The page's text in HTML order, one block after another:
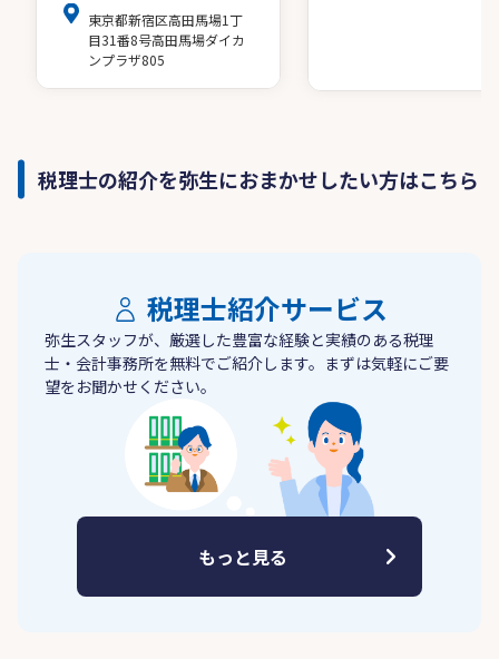
東京都新宿区高田馬場1丁
目31番8号高田馬場ダイカ
ンプラザ805
税理士の紹介を弥生におまかせしたい方はこちら
税理士紹介サービス
弥生スタッフが、厳選した豊富な経験と実績のある税理
士・会計事務所を無料でご紹介します。まずは気軽にご要
望をお聞かせください。
もっと見る